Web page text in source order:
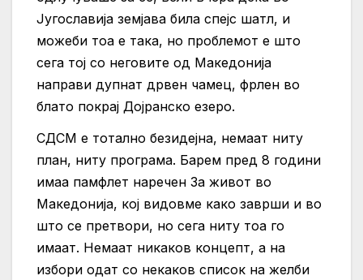
Југославија земјава била спејс шатл, и
можеби тоа е така, но проблемот е што
сега тој со неговите од Македонија
направи дупнат дрвен чамец, фрлен во
блато покрај Дојранско езеро.
СДСМ е тотално безидејна, немаат ниту
план, ниту програма. Барем пред 8 години
имаа памфлет наречен За живот во
Македонија, кој видовме како заврши и во
што се претвори, но сега ниту тоа го
имаат. Немаат никаков концепт, а на
избори одат со некаков список на желби